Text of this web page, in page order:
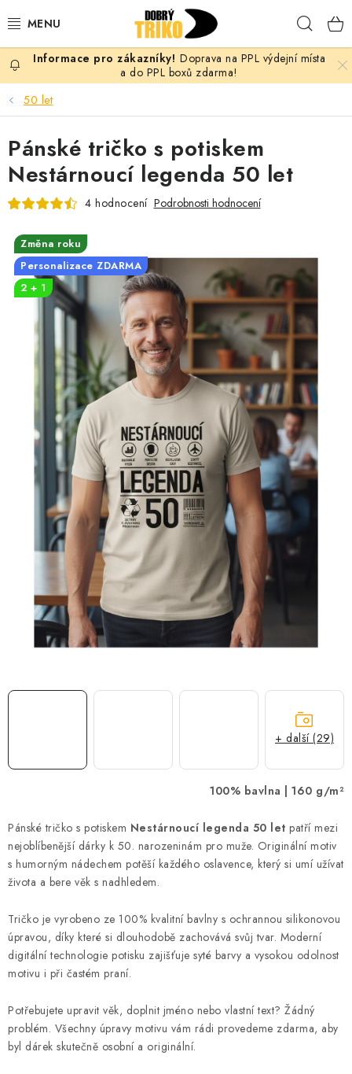
na
PRO ŽENY
PRO MUŽE
PRO DĚTI
PRO PÁRY
VLASTNÍ MOTIV
TRIČKA
MIKINY
OKAMŽITĚ K ODBĚRU
B2B
MÁM SRDCE POMÁHÁM
VÁNOCE
PROVIZNÍ SYSTÉM
O nás Časté otázky
Doprava a platba
Obchodní podmínky
Zásady zpracování ochrany osobních údajů
Napište nám
Doprava na PPL výdejní místa
a do PPL boxů zdarma!
50 let
100% bavlna | 160 g/m²
Pánské tričko s potiskem Nestárnoucí legenda 50 let patří mezi
nejoblíbenější dárky k 50. narozeninám pro muže. Originální motiv
s humorným nádechem potěší každého oslavence, který si umí užívat
života a bere věk s nadhledem.
Tričko je vyrobeno ze 100% kvalitní bavlny s ochrannou silikonovou
úpravou, díky které si dlouhodobě zachovává svůj tvar. Moderní
digitální technologie potisku zajišťuje syté barvy a vysokou odolnost
motivu i při častém praní.
Potřebujete upravit věk, doplnit jméno nebo vlastní text? Žádný
problém. Všechny úpravy motivu vám rádi provedeme zdarma, aby
byl dárek skutečně osobní a originální.
Pánské tričko s potiskem
Nestárnoucí legenda 50 let
4 hodnocení Podrobnosti hodnocení
Změna roku
Personalizace ZDARMA
2 + 1
+ další (29)